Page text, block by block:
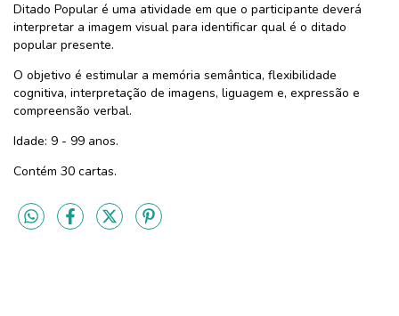
Ditado Popular é uma atividade em que o participante deverá
interpretar a imagem visual para identificar qual é o ditado
popular presente.
O objetivo é estimular a memória semântica, flexibilidade
cognitiva, interpretação de imagens, liguagem e, expressão e
compreensão verbal.
Idade: 9 - 99 anos.
Contém 30 cartas.